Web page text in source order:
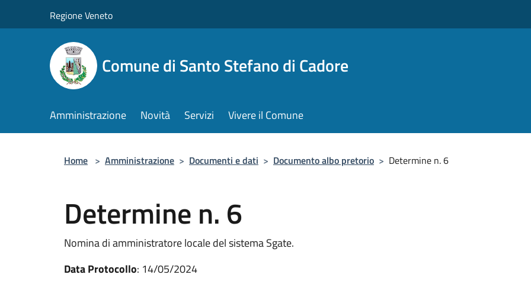
Regione Veneto
Comune di Santo Stefano di Cadore
Amministrazione Novità Servizi Vivere il Comune
Home > Amministrazione > Documenti e dati > Documento albo pretorio > Determine n. 6
Determine n. 6
Nomina di amministratore locale del sistema Sgate.
Data Protocollo: 14/05/2024